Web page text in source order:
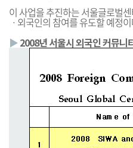
이 사업을 추진하는 서울글로벌
ㆍ외국인의 참여를 유도할 예정
▶2008년 서울시 외국인 커뮤니